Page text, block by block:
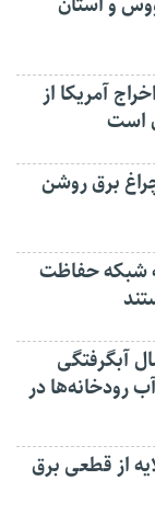
آمریکا از
است
برق روشن
شبکه حفاظت
آبگرفتگی
رودخانه‌ها در
از قطعی برق